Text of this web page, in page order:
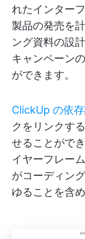
れたインター
製品の発売を
ング資料の設
キャンペーン
ができます。
ClickUp の依
クをリンクす
せることがで
イヤーフレー
がコーディン
ゆることを含